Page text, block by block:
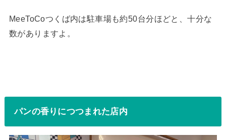
MeeToCoつくば内は駐車場も約50台分ほどと、十分な
数がありますよ。
パンの香りにつつまれた店内